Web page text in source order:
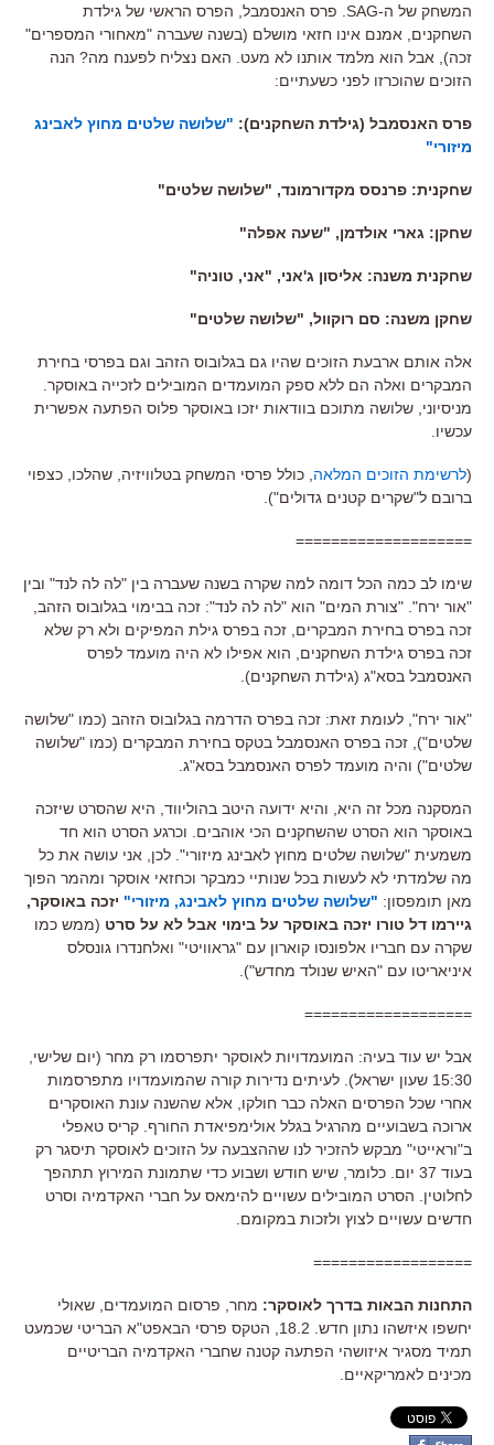
המשחק של ה-SAG. פרס האנסמבל, הפרס הראשי של גילדת
השחקנים, אמנם אינו חזאי מושלם (בשנה שעברה "מאחורי המספרים"
זכה), אבל הוא מלמד אותנו לא מעט. האם נצליח לפענח מה? הנה
הזוכים שהוכרזו לפני כשעתיים:
פרס האנסמבל (גילדת השחקנים): "שלושה שלטים מחוץ לאבינג
מיזורי"
שחקנית: פרנסס מקדורמונד, "שלושה שלטים"
שחקן: גארי אולדמן, "שעה אפלה"
שחקנית משנה: אליסון ג'אני, "אני, טוניה"
שחקן משנה: סם רוקוול, "שלושה שלטים"
אלה אותם ארבעת הזוכים שהיו גם בגלובוס הזהב וגם בפרסי בחירת
המבקרים ואלה הם ללא ספק המועמדים המובילים לזכייה באוסקר.
מניסיוני, שלושה מתוכם בוודאות יזכו באוסקר פלוס הפתעה אפשרית
עכשיו.
(לרשימת הזוכים המלאה , כולל פרסי המשחק בטלוויזיה, שהלכו, כצפוי
ברובם ל"שקרים קטנים גדולים").
====================
שימו לב כמה הכל דומה למה שקרה בשנה שעברה בין "לה לה לנד" ובין
"אור ירח". "צורת המים" הוא "לה לה לנד": זכה בבימוי בגלובוס הזהב,
זכה בפרס בחירת המבקרים, זכה בפרס גילת המפיקים ולא רק שלא
זכה בפרס גילדת השחקנים, הוא אפילו לא היה מועמד לפרס
האנסמבל בסא"ג (גילדת השחקנים).
"אור ירח", לעומת זאת: זכה בפרס הדרמה בגלובוס הזהב (כמו "שלושה
שלטים"), זכה בפרס האנסמבל בטקס בחירת המבקרים (כמו "שלושה
שלטים") והיה מועמד לפרס האנסמבל בסא"ג.
המסקנה מכל זה היא, והיא ידועה היטב בהוליווד, היא שהסרט שיזכה
באוסקר הוא הסרט שהשחקנים הכי אוהבים. וכרגע הסרט הוא חד
משמעית "שלושה שלטים מחוץ לאבינג מיזורי". לכן, אני עושה את כל
מה שלמדתי לא לעשות בכל שנותיי כמבקר וכחזאי אוסקר ומהמר הפוך
מאן תומפסון: "שלושה שלטים מחוץ לאבינג, מיזורי" יזכה באוסקר,
גיירמו דל טורו יזכה באוסקר על בימוי אבל לא על סרט (ממש כמו
שקרה עם חבריו אלפונסו קוארון עם "גראוויטי" ואלחנדרו גונסלס
איניאריטו עם "האיש שנולד מחדש").
===================
אבל יש עוד בעיה: המועמדויות לאוסקר יתפרסמו רק מחר (יום שלישי,
15:30 שעון ישראל). לעיתים נדירות קורה שהמועמדויו מתפרסמות
אחרי שכל הפרסים האלה כבר חולקו, אלא שהשנה עונת האוסקרים
ארוכה בשבועיים מהרגיל בגלל אולימפיאדת החורף. קריס טאפלי
ב"וראייטי" מבקש להזכיר לנו שההצבעה על הזוכים לאוסקר תיסגר רק
בעוד 37 יום. כלומר, שיש חודש ושבוע כדי שתמונת המירוץ תתהפך
לחלוטין. הסרט המובילים עשויים להימאס על חברי האקדמיה וסרט
חדשים עשויים לצוץ ולזכות במקומם.
==================
התחנות הבאות בדרך לאוסקר: מחר, פרסום המועמדים, שאולי
יחשפו איזשהו נתון חדש. 18.2, הטקס פרסי הבאפט"א הבריטי שכמעט
תמיד מסגיר איזושהי הפתעה קטנה שחברי האקדמיה הבריטיים
מכינים לאמריקאיים.